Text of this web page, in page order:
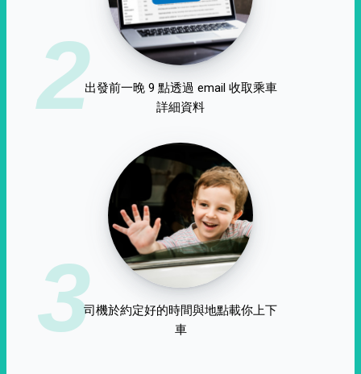
2出發前一晚 9 點透過 email 收取乘車
詳細資料
3司機於約定好的時間與地點載你上下
車